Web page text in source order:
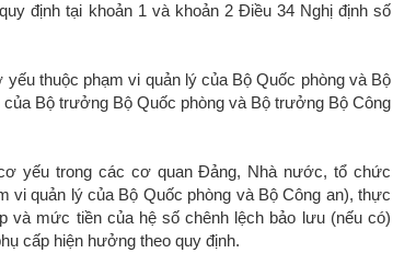
định tại khoản 1 và khoản 2 Điều 34 Nghị định số
thuộc phạm vi quản lý của Bộ Quốc phòng và Bộ
Bộ trưởng Bộ Quốc phòng và Bộ trưởng Bộ Công
yếu trong các cơ quan Đảng, Nhà nước, tổ chức
vi quản lý của Bộ Quốc phòng và Bộ Công an), thực
và mức tiền của hệ số chênh lệch bảo lưu (nếu có)
cấp hiện hưởng theo quy định.